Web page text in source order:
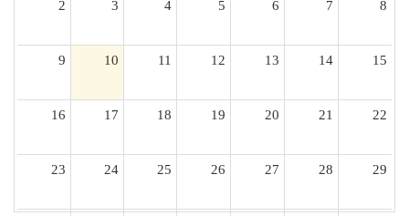
2 3 4 5 6 7 8
9 10 11 12 13 14 15
16 17 18 19 20 21 22
23 24 25 26 27 28 29